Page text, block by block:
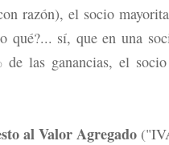
razón), el socio
qué?... sí, que en una
de las ganancias, el
al Valor Agregado